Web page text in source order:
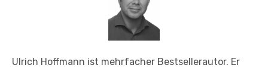
Ulrich Hoffmann ist mehrfacher Bestsellerautor. Er